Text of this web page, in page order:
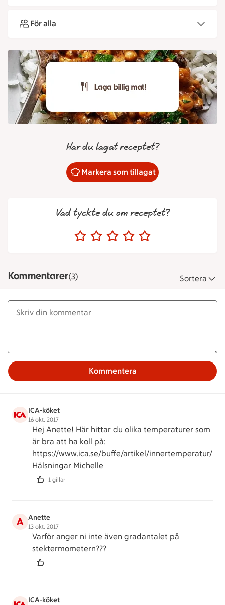
För alla
Har du lagat receptet?
Markera som tillagat
Vad tyckte du om receptet?
Kommentarer(3) Sortera
Kommentera
ICA-köket
16 okt. 2017
Hej Anette! Här hittar du olika temperaturer som
är bra att ha koll på:
https://www.ica.se/buffe/artikel/innertemperatur/
Hälsningar Michelle
1 gillar
A Anette
13 okt. 2017
Varför anger ni inte även gradantalet på
stektermometern???
ICA-köket